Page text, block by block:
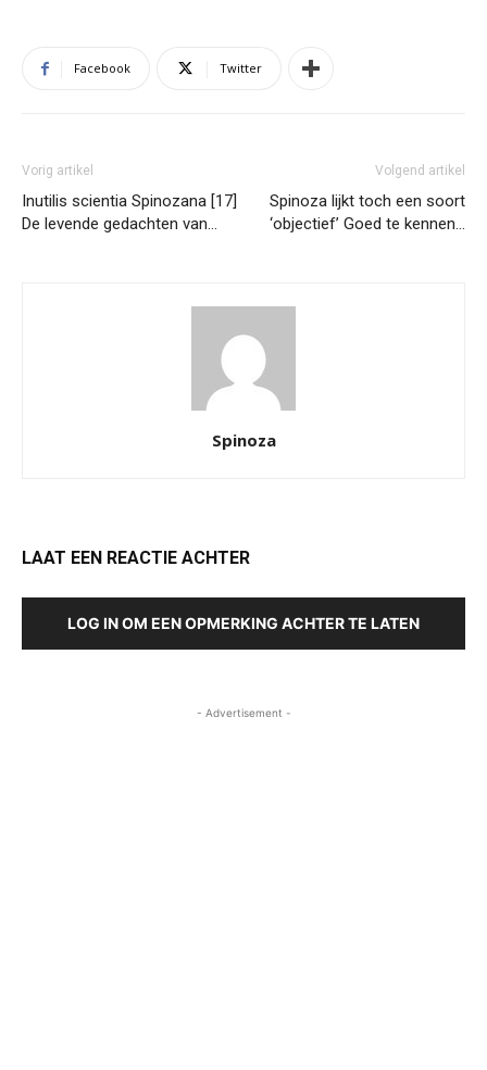
Facebook Twitter
Vorig artikel
Inutilis scientia Spinozana [17]
De levende gedachten van…
Volgend artikel
Spinoza lijkt toch een soort
‘objectief’ Goed te kennen…
Spinoza
LAAT EEN REACTIE ACHTER
LOG IN OM EEN OPMERKING ACHTER TE LATEN
- Advertisement -